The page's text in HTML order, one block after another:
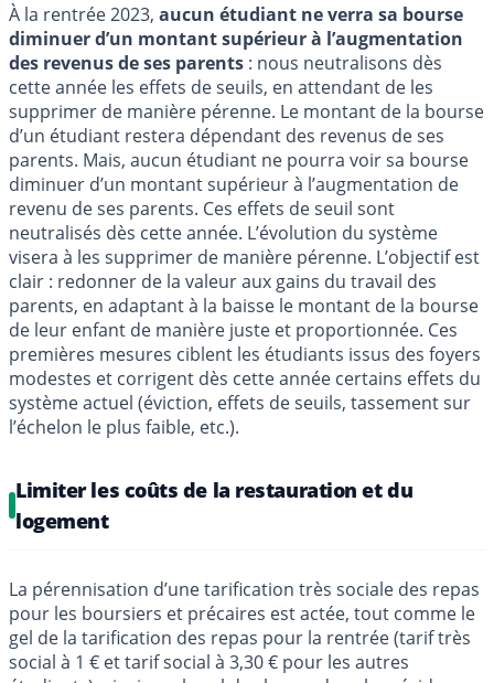
À la rentrée 2023, aucun étudiant ne verra sa bourse
diminuer d’un montant supérieur à l’augmentation
des revenus de ses parents : nous neutralisons dès
cette année les effets de seuils, en attendant de les
supprimer de manière pérenne. Le montant de la bourse
d’un étudiant restera dépendant des revenus de ses
parents. Mais, aucun étudiant ne pourra voir sa bourse
diminuer d’un montant supérieur à l’augmentation de
revenu de ses parents. Ces effets de seuil sont
neutralisés dès cette année. L’évolution du système
visera à les supprimer de manière pérenne. L’objectif est
clair : redonner de la valeur aux gains du travail des
parents, en adaptant à la baisse le montant de la bourse
de leur enfant de manière juste et proportionnée. Ces
premières mesures ciblent les étudiants issus des foyers
modestes et corrigent dès cette année certains effets du
système actuel (éviction, effets de seuils, tassement sur
l’échelon le plus faible, etc.).
Limiter les coûts de la restauration et du
logement
La pérennisation d’une tarification très sociale des repas
pour les boursiers et précaires est actée, tout comme le
gel de la tarification des repas pour la rentrée (tarif très
social à 1 € et tarif social à 3,30 € pour les autres